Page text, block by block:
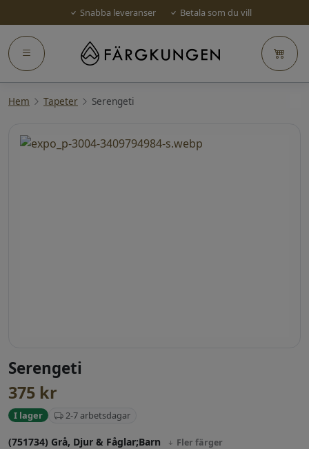
Snabba leveranser Betala som du vill
Hem Tapeter Serengeti
Serengeti
375 kr
I lager 2-7 arbetsdagar
(751734) Grå, Djur & Fåglar;Barn Fler färger